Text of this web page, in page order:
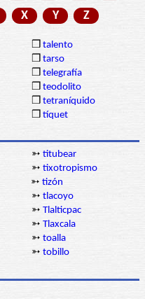
X Y Z
❒ talento
❒ tarso
❒ telegrafía
❒ teodolito
❒ tetraníquido
❒ tíquet
➳ titubear
➳ tixotropismo
➳ tizón
➳ tlacoyo
➳ Tlalticpac
➳ Tlaxcala
➳ toalla
➳ tobillo